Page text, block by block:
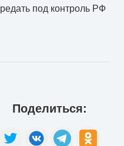
под контроль РФ
Поделиться: